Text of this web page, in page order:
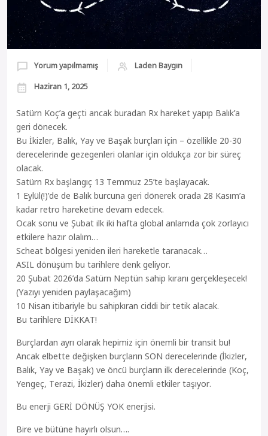
Yorum yapılmamış Laden Baygın
Haziran 1, 2025
Satürn Koç’a geçti ancak buradan Rx hareket yapıp Balık’a
geri dönecek.
Bu İkizler, Balık, Yay ve Başak burçları için – özellikle 20-30
derecelerinde gezegenleri olanlar için oldukça zor bir süreç
olacak.
Satürn Rx başlangıç 13 Temmuz 25’te başlayacak.
1 Eylül(!)’de de Balık burcuna geri dönerek orada 28 Kasım’a
kadar retro hareketine devam edecek.
Ocak sonu ve Şubat ilk iki hafta global anlamda çok zorlayıcı
etkilere hazır olalım…
Scheat bölgesi yeniden ileri hareketle taranacak…
ASIL dönüşüm bu tarihlere denk geliyor.
20 Şubat 2026’da Satürn Neptün sahip kıranı gerçekleşecek!
(Yazıyı yeniden paylaşacağım)
10 Nisan itibariyle bu sahipkıran ciddi bir tetik alacak.
Bu tarihlere DİKKAT!
Burçlardan ayrı olarak hepimiz için önemli bir transit bu!
Ancak elbette değişken burçların SON derecelerinde (İkizler,
Balık, Yay ve Başak) ve öncü burçların ilk derecelerinde (Koç,
Yengeç, Terazi, İkizler) daha önemli etkiler taşıyor.
Bu enerji GERİ DÖNÜŞ YOK enerjisi.
Bire ve bütüne hayırlı olsun….